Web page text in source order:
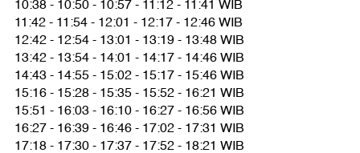
10:38 - 10:50 - 10:57 - 11:12 - 11:41 WIB
11:42 - 11:54 - 12:01 - 12:17 - 12:46 WIB
12:42 - 12:54 - 13:01 - 13:19 - 13:48 WIB
13:42 - 13:54 - 14:01 - 14:17 - 14:46 WIB
14:43 - 14:55 - 15:02 - 15:17 - 15:46 WIB
15:16 - 15:28 - 15:35 - 15:52 - 16:21 WIB
15:51 - 16:03 - 16:10 - 16:27 - 16:56 WIB
16:27 - 16:39 - 16:46 - 17:02 - 17:31 WIB
17:18 - 17:30 - 17:37 - 17:52 - 18:21 WIB